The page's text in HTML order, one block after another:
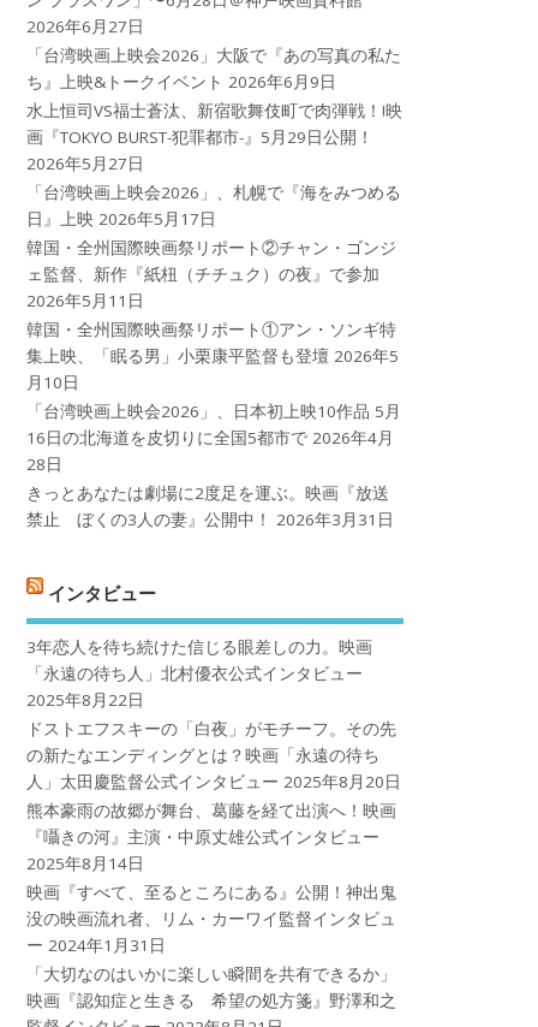
2026年6月27日
「台湾映画上映会2026」大阪で『あの写真の私た
ち』上映&トークイベント 2026年6月9日
水上恒司VS福士蒼汰、新宿歌舞伎町で肉弾戦！!映
画『TOKYO BURST-犯罪都市-』5月29日公開！
2026年5月27日
「台湾映画上映会2026」、札幌で『海をみつめる
日』上映 2026年5月17日
韓国・全州国際映画祭リポート②チャン・ゴンジ
ェ監督、新作『紙杻（チチュク）の夜』で参加
2026年5月11日
韓国・全州国際映画祭リポート①アン・ソンギ特
集上映、「眠る男」小栗康平監督も登壇 2026年5
月10日
「台湾映画上映会2026」、日本初上映10作品 5月
16日の北海道を皮切りに全国5都市で 2026年4月
28日
きっとあなたは劇場に2度足を運ぶ。映画『放送
禁止 ぼくの3人の妻』公開中！
2026年3月31日
インタビュー
3年恋人を待ち続けた信じる眼差しの力。映画
「永遠の待ち人」北村優衣公式インタビュー
2025年8月22日
ドストエフスキーの「白夜」がモチーフ。その先
の新たなエンディングとは？映画「永遠の待ち
人」太田慶監督公式インタビュー 2025年8月20日
熊本豪雨の故郷が舞台、葛藤を経て出演へ！映画
『囁きの河』主演・中原丈雄公式インタビュー
2025年8月14日
映画『すべて、至るところにある』公開！神出鬼
没の映画流れ者、リム・カーワイ監督インタビュ
ー 2024年1月31日
「大切なのはいかに楽しい瞬間を共有できるか」
映画『認知症と生きる 希望の処方箋』野澤和之